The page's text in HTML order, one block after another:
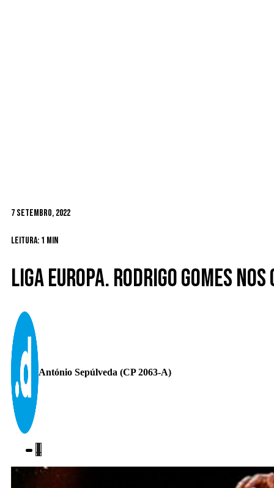
7 Setembro, 2022
Leitura: 1 min
Liga Europa. Rodrigo Gomes
António Sepúlveda (CP 2063-A)